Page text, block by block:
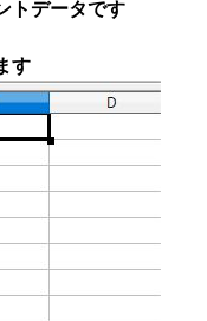
トデータです
す